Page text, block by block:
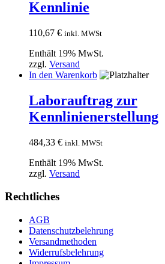
Kennlinie
110,67 € inkl. MWSt
Enthält 19% MwSt.
zzgl. Versand
In den Warenkorb
Laborauftrag zur
Kennlinienerstellung
484,33 € inkl. MWSt
Enthält 19% MwSt.
zzgl. Versand
Rechtliches
AGB
Datenschutzbelehrung
Versandmethoden
Widerrufsbelehrung